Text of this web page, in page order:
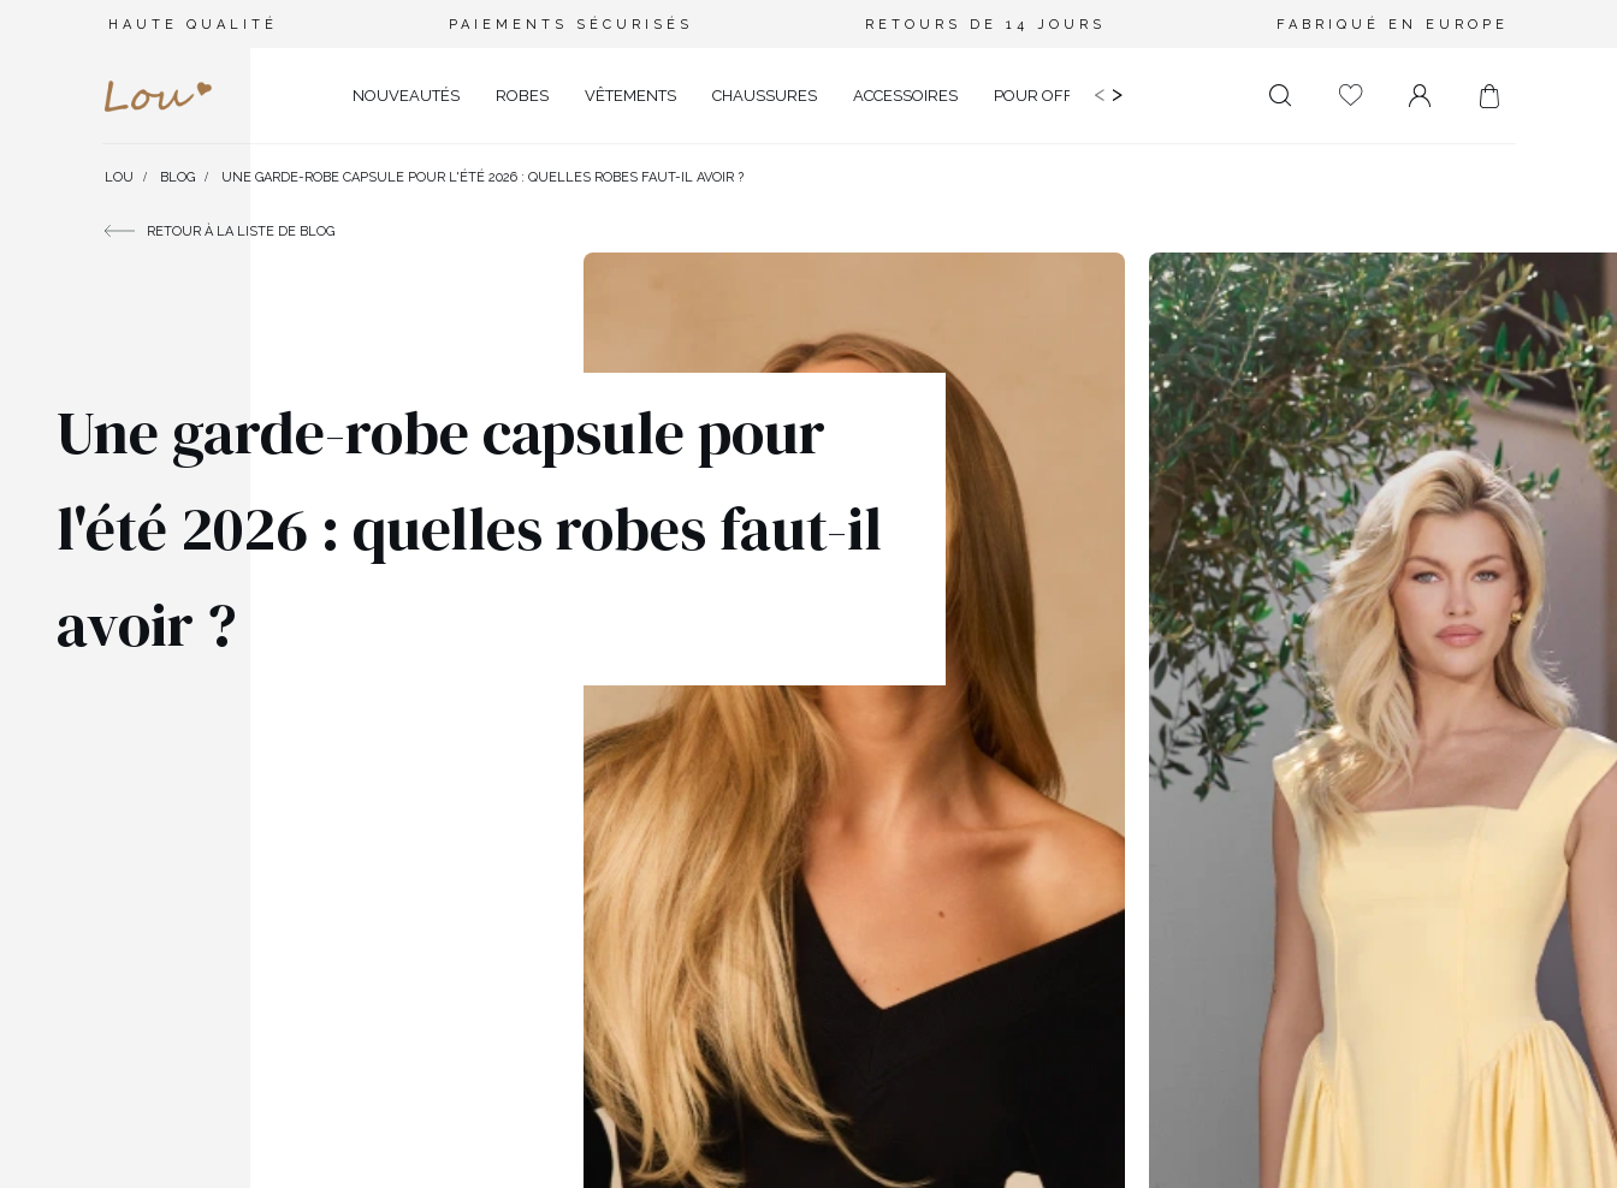
HAUTE QUALITÉ PAIEMENTS SÉCURISÉS RETOURS DE 14 JOURS FABRIQUÉ EN EUROPE
NOUVEAUTÉS ROBES
NOUVELLE ANNÉE
COMMUNION
CASUAL
COCKTAIL
APPARIÉ
MINI
MIDI
MAXI
PAS D'ENCOLURE
DANS LE DOS
CARRÉ
ENVELOPPE
DIAMANT
ASYMÉTRIQUE
CARMEN
MANCHES / BRETELLES
AVEC DES MANCHES
AVEC DES MANCHES
SUR LES BRETELLES
SANS BRETELLES
CATÉGORIES
POPULAIRES
POUR LE MARIAGE
NOUVEAUTÉS
DÉCOUVREZ LES
NOUVEAUTÉS
VOIR TOUS
VÊTEMENTS
COSTUMES
JUPES
CHAUSSURES ACCESSOIRES POUR OFFRIR MARIAGE PLUS SIZE SALE
< >
LOU BLOG UNE GARDE-ROBE CAPSULE POUR L'ÉTÉ 2026 : QUELLES ROBES FAUT-IL AVOIR ?
RETOUR À LA LISTE DE BLOG
Une garde-robe capsule pour
l'été 2026 : quelles robes faut-il
avoir ?